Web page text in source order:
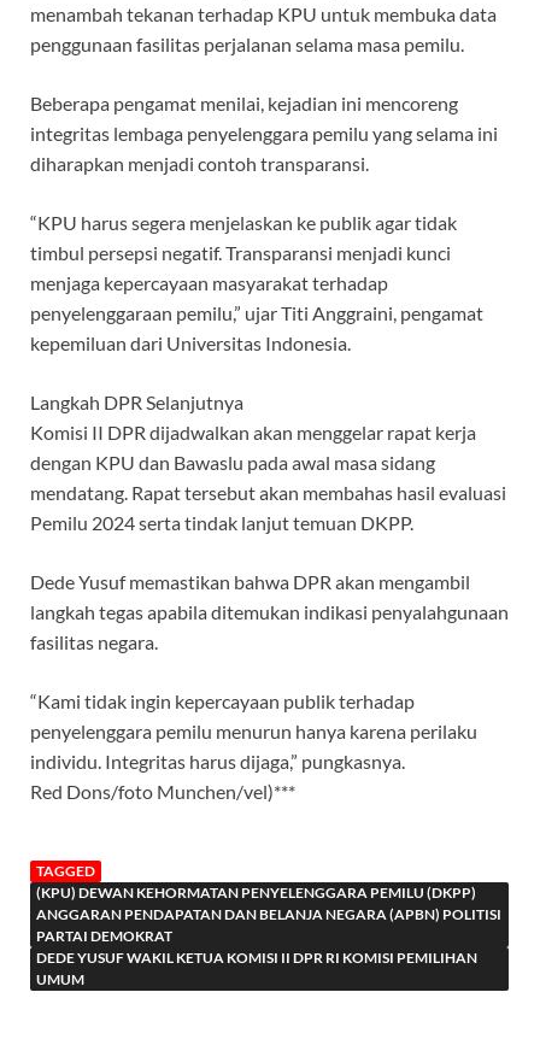
menambah tekanan terhadap KPU untuk membuka data
penggunaan fasilitas perjalanan selama masa pemilu.
Beberapa pengamat menilai, kejadian ini mencoreng
integritas lembaga penyelenggara pemilu yang selama ini
diharapkan menjadi contoh transparansi.
“KPU harus segera menjelaskan ke publik agar tidak
timbul persepsi negatif. Transparansi menjadi kunci
menjaga kepercayaan masyarakat terhadap
penyelenggaraan pemilu,” ujar Titi Anggraini, pengamat
kepemiluan dari Universitas Indonesia.
Langkah DPR Selanjutnya
Komisi II DPR dijadwalkan akan menggelar rapat kerja
dengan KPU dan Bawaslu pada awal masa sidang
mendatang. Rapat tersebut akan membahas hasil evaluasi
Pemilu 2024 serta tindak lanjut temuan DKPP.
Dede Yusuf memastikan bahwa DPR akan mengambil
langkah tegas apabila ditemukan indikasi penyalahgunaan
fasilitas negara.
“Kami tidak ingin kepercayaan publik terhadap
penyelenggara pemilu menurun hanya karena perilaku
individu. Integritas harus dijaga,” pungkasnya.
Red Dons/foto Munchen/vel)***
TAGGED
(KPU) DEWAN KEHORMATAN PENYELENGGARA PEMILU (DKPP)
ANGGARAN PENDAPATAN DAN BELANJA NEGARA (APBN) POLITISI
PARTAI DEMOKRAT
DEDE YUSUF WAKIL KETUA KOMISI II DPR RI KOMISI PEMILIHAN
UMUM